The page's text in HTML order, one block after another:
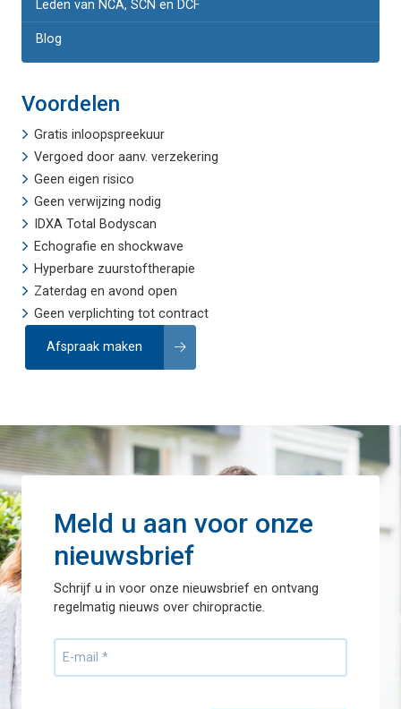
Leden van NCA, SCN en DCF
Blog
Voordelen
Gratis inloopspreekuur
Vergoed door aanv. verzekering
Geen eigen risico
Geen verwijzing nodig
IDXA Total Bodyscan
Echografie enshockwave
Hyperbare zuurstoftherapie
Zaterdag en avond open
Geen verplichting tot contract
Afspraak maken
Meld u aan voor onze
nieuwsbrief
Schrijf u in voor onze nieuwsbrief en ontvang
regelmatig nieuws over chiropractie.